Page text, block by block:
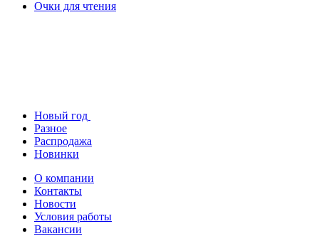
Очки для чтения
Новый год
Разное
Распродажа
Новинки
О компании
Контакты
Новости
Условия работы
Вакансии